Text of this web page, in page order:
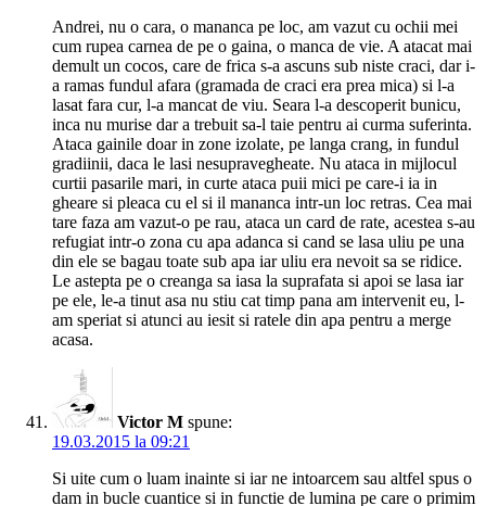
Andrei, nu o cara, o mananca pe loc, am vazut cu ochii mei
cum rupea carnea de pe o gaina, o manca de vie. A atacat mai
demult un cocos, care de frica s-a ascuns sub niste craci, dar i-
a ramas fundul afara (gramada de craci era prea mica) si l-a
lasat fara cur, l-a mancat de viu. Seara l-a descoperit bunicu,
inca nu murise dar a trebuit sa-l taie pentru ai curma suferinta.
Ataca gainile doar in zone izolate, pe langa crang, in fundul
gradiinii, daca le lasi nesupravegheate. Nu ataca in mijlocul
curtii pasarile mari, in curte ataca puii mici pe care-i ia in
gheare si pleaca cu el si il mananca intr-un loc retras. Cea mai
tare faza am vazut-o pe rau, ataca un card de rate, acestea s-au
refugiat intr-o zona cu apa adanca si cand se lasa uliu pe una
din ele se bagau toate sub apa iar uliu era nevoit sa se ridice.
Le astepta pe o creanga sa iasa la suprafata si apoi se lasa iar
pe ele, le-a tinut asa nu stiu cat timp pana am intervenit eu, l-
am speriat si atunci au iesit si ratele din apa pentru a merge
acasa.
Victor M spune:
19.03.2015 la 09:21
Si uite cum o luam inainte si iar ne intoarcem sau altfel spus o
dam in bucle cuantice si in functie de lumina pe care o primim